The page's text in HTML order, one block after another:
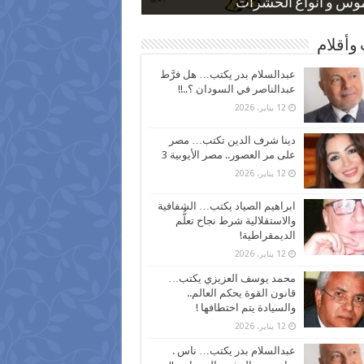
و أنواع الحشرات
بعد ارتفاع الأسعار
نسبة الطلاق في مصر
كاركاتيرية
كاركاتيرية
وأقلام
عبدالسلام بدر يكتب… هل فرَّط
عبدالناصر في السودان ؟..!!
12 يناير، 2026
دينا شرف الدين تكتب… مصر
على مر العصور.. مصر الأيوبية 3
12 يناير، 2026
ابراهيم الصياد يكتب… الشفافية
والاستقلالية شرط نجاح تعلُّم
الديمقراطية!
12 يناير، 2026
محمد يوسف العزيزي يكتب…
قانون القوة يحكم العالم..
والسيادة يتم اختطافها !
12 يناير، 2026
عبدالسلام بدر يكتب… ناس .